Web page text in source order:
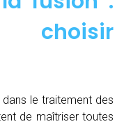
le traitement des
de maîtriser toutes